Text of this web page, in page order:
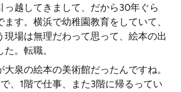
っ越してきまして、だから30年ぐら
す。横浜で幼稚園教育をしていて、
現場は無理だわって思って、絵本の出
。転職。
泉の絵本の美術館だったんですね。
、1階で仕事、また3階に帰るってい